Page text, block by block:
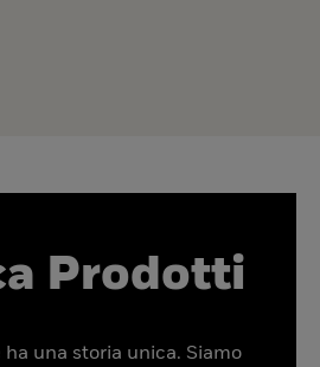
Prodotti
una storia unica. Siamo